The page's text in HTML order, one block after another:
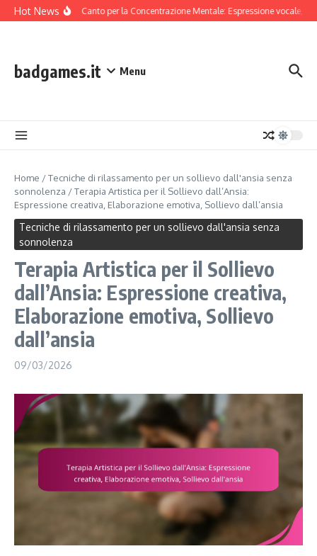
Skip to content
Hot News
Tecniche di Canto per la Concentrazione Mentale: Espressione vocale,
badgames.it Menu
Home /Tecniche di rilassamento per un sollievo dall'ansia senza
sonnolenza /Terapia Artistica per il Sollievo dall’Ansia:
Espressione creativa, Elaborazione emotiva, Sollievo dall’ansia
Tecniche di rilassamento per un sollievo dall'ansia senza
sonnolenza
Terapia Artistica per il Sollievo
dall’Ansia: Espressione creativa,
Elaborazione emotiva, Sollievo
dall’ansia
09/03/2026